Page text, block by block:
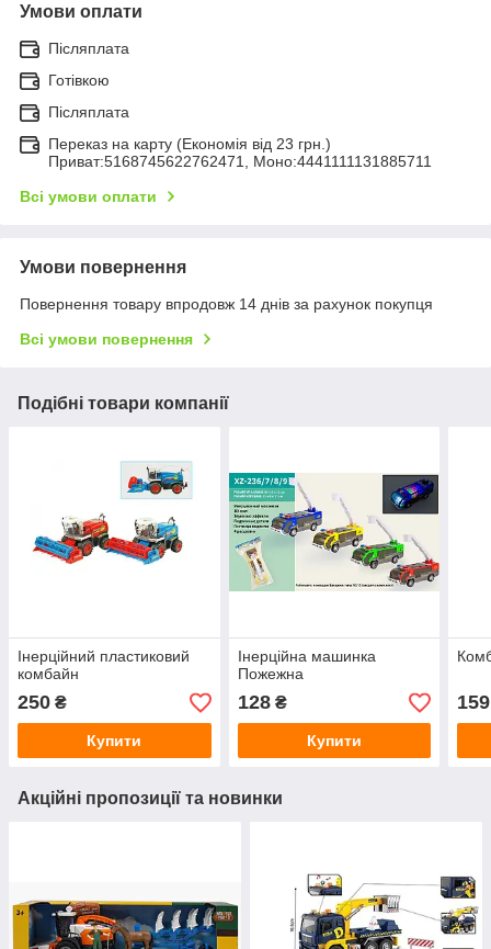
Умови оплати
Післяплата
Готівкою
Післяплата
Переказ на карту (Економія від 23 грн.)
Приват:5168745622762471, Моно:4441111131885711
Всі умови оплати
Умови повернення
Повернення товару впродовж 14 днів за рахунок покупця
Всі умови повернення
Подібні товари компанії
Інерційний пластиковий
комбайн
250 ₴
Купити
Інерційна машинка
Пожежна
128₴
Купити
159
Акційні пропозиції та новинки